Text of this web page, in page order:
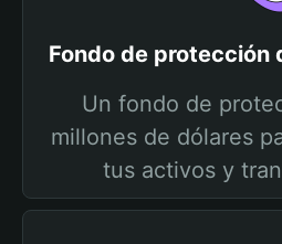
Fondo de protección
Un fondo de
millones de dólares
tus activos y